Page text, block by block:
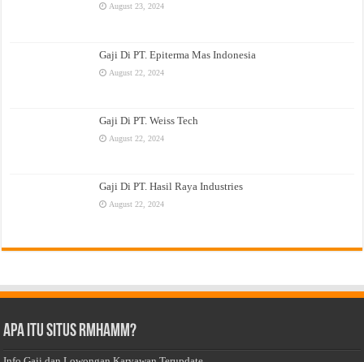
August 23, 2024
Gaji Di PT. Epiterma Mas Indonesia
August 22, 2024
Gaji Di PT. Weiss Tech
August 22, 2024
Gaji Di PT. Hasil Raya Industries
August 22, 2024
Apa Itu Situs Rmhamm?